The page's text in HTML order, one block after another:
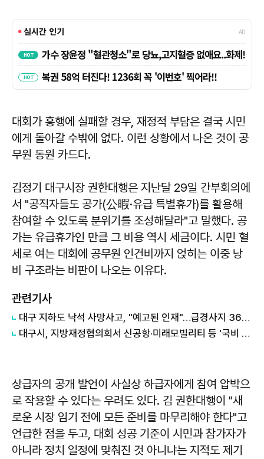
대회가 흥행에 실패할 경우, 재정적 부담은 결국 시민
에게 돌아갈 수밖에 없다. 이런 상황에서 나온 것이 공
무원 동원 카드다.
김정기 대구시장 권한대행은 지난달 29일 간부회의에
서 "공직자들도 공가(公暇·유급 특별휴가)를 활용해
참여할 수 있도록 분위기를 조성해달라"고 말했다. 공
가는 유급휴가인 만큼 그 비용 역시 세금이다. 시민 혈
세로 여는 대회에 공무원 인건비까지 얹히는 이중 낭
비 구조라는 비판이 나오는 이유다.
관련기사
대구 지하도 낙석 사망사고, "예고된 인재"…급경사지 365곳 긴급 전수점검
대구시, 지방재정협의회서 신공항·미래모빌리티 등 '국비 지원' 건의
상급자의 공개 발언이 사실상 하급자에게 참여 압박으
로 작용할 수 있다는 우려도 있다. 김 권한대행이 "새
로운 시장 임기 전에 모든 준비를 마무리해야 한다"고
언급한 점을 두고, 대회 성공 기준이 시민과 참가자가
아니라 정치 일정에 맞춰진 것 아니냐는 지적도 제기